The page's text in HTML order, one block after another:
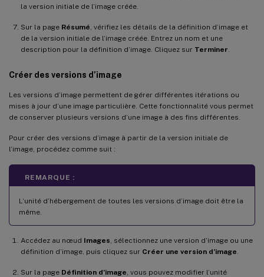
la version initiale de l’image créée.
Sur la page Résumé , vérifiez les détails de la définition d’image et
de la version initiale de l’image créée. Entrez un nom et une
description pour la définition d’image. Cliquez sur Terminer
Créer des versions d’image
Les versions d’image permettent de gérer différentes itérations ou
mises à jour d’une image particulière. Cette fonctionnalité vous permet
de conserver plusieurs versions d’une image à des fins différentes.
Pour créer des versions d’image à partir de la version initiale de
l’image, procédez comme suit :
REMARQUE :
L’unité d’hébergement de toutes les versions d’image doit être la
même.
Accédez au nœud Images , sélectionnez une version d’image ou une
définition d’image, puis cliquez sur Créer une version d’image
Sur la page Définition d’image , vous pouvez modifier l’unité